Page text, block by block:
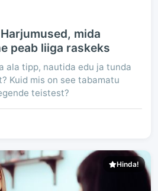
Harjumused, mida
peab liiga raskeks
ala tipp, nautida edu ja tunda
Kuid mis on see tabamatu
teistest?
Hinda!